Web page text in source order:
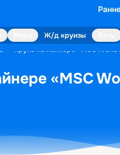
Ж/д круизы
Круиз на лайнере «MSC
«MSC